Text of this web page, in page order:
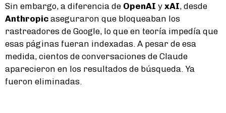
Sin embargo, a diferencia de OpenAI y xAI, desde
Anthropic aseguraron que bloqueaban los
rastreadores de Google, lo que en teoría impedía que
esas páginas fueran indexadas. A pesar de esa
medida, cientos de conversaciones de Claude
aparecieron en los resultados de búsqueda. Ya
fueron eliminadas.